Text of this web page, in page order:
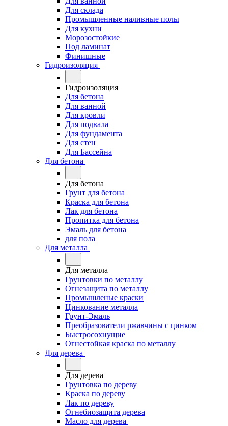
Для склада
Промышленные наливные полы
Для кухни
Морозостойкие
Под ламинат
Финишные
Гидроизоляция
Гидроизоляция
Для бетона
Для ванной
Для кровли
Для подвала
Для фундамента
Для стен
Для Бассейна
Для бетона
Для бетона
Грунт для бетона
Краска для бетона
Лак для бетона
Пропитка для бетона
Эмаль для бетона
для пола
Для металла
Для металла
Грунтовки по металлу
Огнезащита по металлу
Промышленые краски
Цинкование металла
Грунт-Эмаль
Преобразователи ржавчины с цинком
Быстросохнущие
Огнестойкая краска по металлу
Для дерева
Для дерева
Грунтовка по дереву
Краска по дереву
Лак по дереву
Огнебиозащита дерева
Масло для дерева